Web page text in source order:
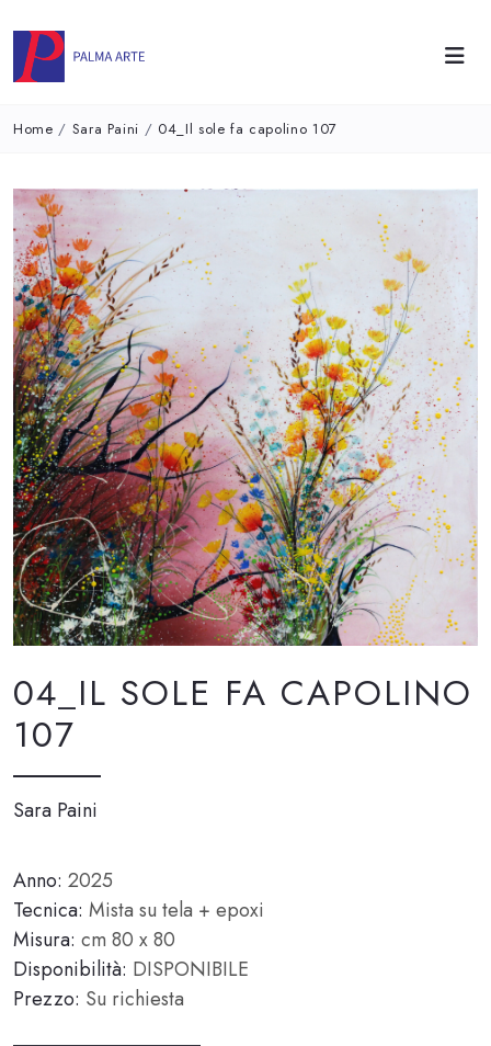
Home / Sara Paini / 04_Il sole fa capolino 107
04_IL SOLE FA CAPOLINO
107
Sara Paini
Anno: 2025
Tecnica: Mista su tela + epoxi
Misura: cm 80 x 80
Disponibilità: DISPONIBILE
Prezzo: Su richiesta